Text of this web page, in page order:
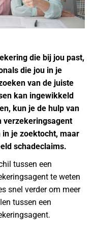
die bij jou past,
die jou in je
van de juiste
kan ingewikkeld
kun je de hulp van
verzekeringsagent
je zoektocht, maar
schadeclaims.
tussen een
te weten
snel verder om meer
tussen een